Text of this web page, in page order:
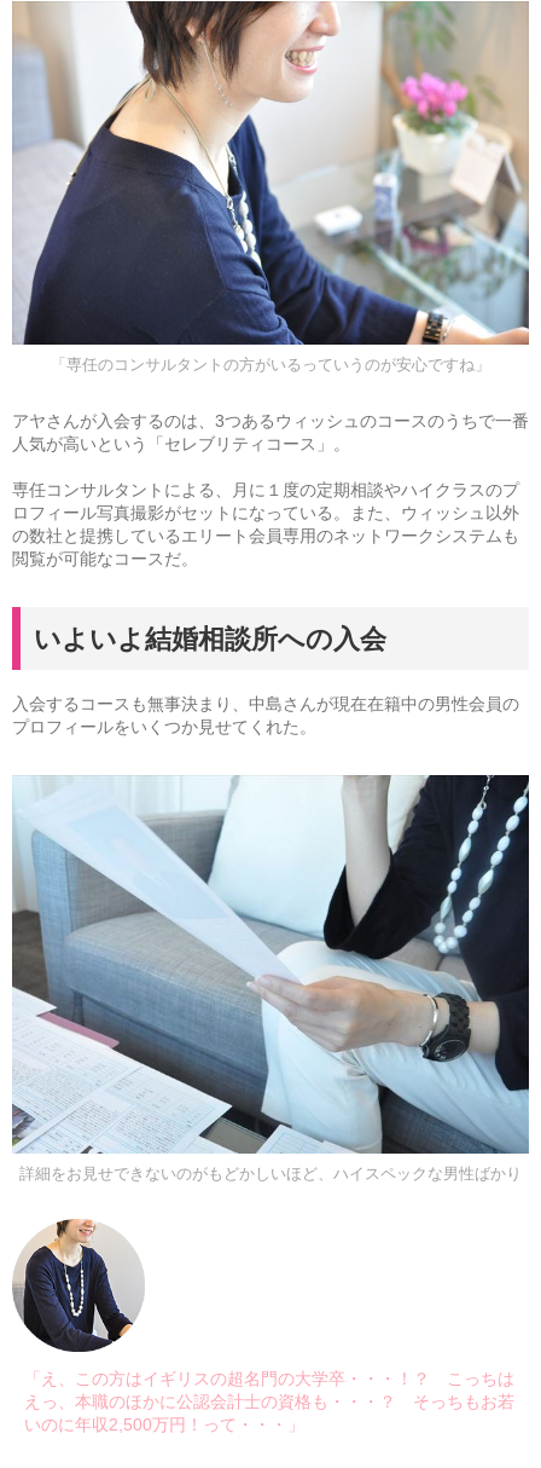
「専任のコンサルタントの方がいるっていうのが安心ですね」
アヤさんが入会するのは、3つあるウィッシュのコースのうちで一番
人気が高いという「セレブリティコース」。
専任コンサルタントによる、月に１度の定期相談やハイクラスのプ
ロフィール写真撮影がセットになっている。また、ウィッシュ以外
の数社と提携しているエリート会員専用のネットワークシステムも
閲覧が可能なコースだ。
いよいよ結婚相談所への入会
入会するコースも無事決まり、中島さんが現在在籍中の男性会員の
プロフィールをいくつか見せてくれた。
詳細をお見せできないのがもどかしいほど、ハイスペックな男性ばかり
「え、この方はイギリスの超名門の大学卒・・・！？ こっちは
えっ、本職のほかに公認会計士の資格も・・・？ そっちもお若
いのに年収2,500万円！って・・・」